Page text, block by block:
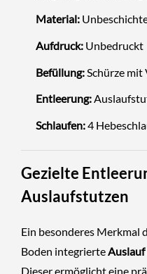
Material:
Aufdruck:Unbedruckt
Befüllung:Schürze mit
Entleerung:
Schlaufen:4
Gezielte
Auslaufstutzen
Ein besonderes Merkmal
Boden integrierte
Dieser ermöglicht eine